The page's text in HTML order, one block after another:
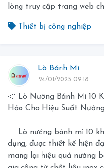
lòng truy cập trang web
Thiết bị công nghiệp
Lò Bánh Mì
24/01/2025 09:18
📣 Lò Nướng Bánh Mì 10
Hảo Cho Hiệu Suất
🔹 Lò nướng bánh mì 10
dụng, được thiết kế hiện
mang lại hiệu quả nướng